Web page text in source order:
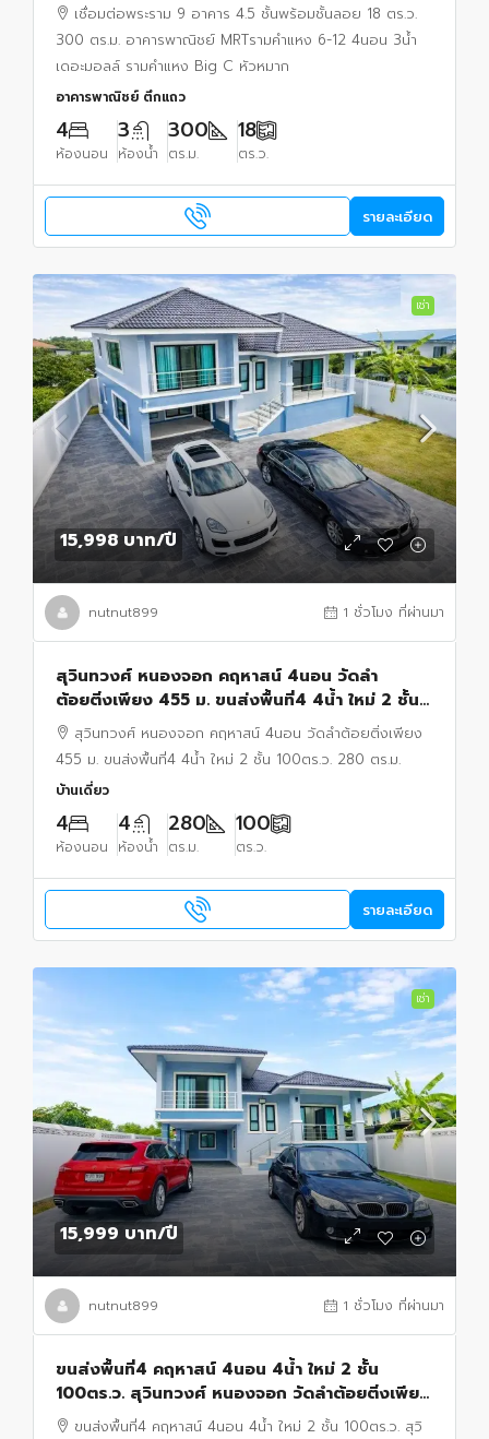
หัวหมาก
เชื่อมต่อพระราม 9 อาคาร 4.5 ชั้นพร้อมชั้นลอย 18 ตร.ว.
300 ตร.ม. อาคารพาณิชย์ MRTรามคำแหง 6-12 4นอน 3น้ำ
เดอะมอลล์ รามคำแหง Big C หัวหมาก
อาคารพาณิชย์ ตึกแถว
4
ห้องนอน
3
ห้องน้ำ
300
ตร.ม.
18
ตร.ว.
รายละเอียด
เช่า
15,998 บาท/ปี
nutnut899 1 ชั่วโมง ที่ผ่านมา
สุวินทวงศ์ หนองจอก คฤหาสน์ 4นอน วัดลำ
ต้อยติ่งเพียง 455 ม. ขนส่งพื้นที่4 4น้ำ ใหม่ 2 ชั้น
100ตร.ว. 280 ตร.ม. ถนนร่วมพัฒนา วิบูลย์สาธุกิจ
สุวินทวงศ์ หนองจอก คฤหาสน์ 4นอน วัดลำต้อยติ่งเพียง
455 ม. ขนส่งพื้นที่4 4น้ำ ใหม่ 2 ชั้น 100ตร.ว. 280 ตร.ม.
บ้านเดี่ยว
4
ห้องนอน
4
ห้องน้ำ
280
ตร.ม.
100
ตร.ว.
รายละเอียด
เช่า
15,999 บาท/ปี
nutnut899 1 ชั่วโมง ที่ผ่านมา
ขนส่งพื้นที่4 คฤหาสน์ 4นอน 4น้ำ ใหม่ 2 ชั้น
100ตร.ว. สุวินทวงศ์ หนองจอก วัดลำต้อยติ่งเพียง
455 ม. 280 ตร.ม. ถนนร่วมพัฒนา วิบูลย์สาธุกิจ
ขนส่งพื้นที่4 คฤหาสน์ 4นอน 4น้ำ ใหม่ 2 ชั้น 100ตร.ว. สุวิ